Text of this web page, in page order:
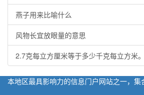
燕子用来比喻什么
风物长宜放眼量的意思
2.7克每立方厘米等于多少千克每立方米。
本地区最具影响力的信息门户网站之一，集